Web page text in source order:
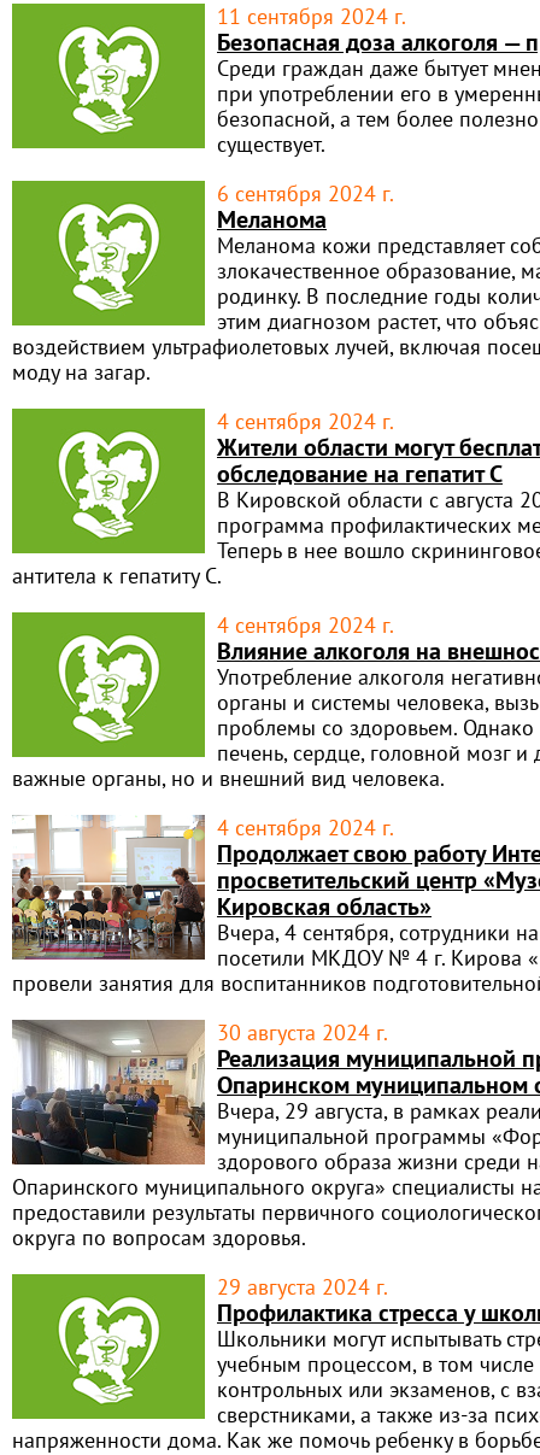
11 сентября 2024 г.
Безопасная доза алкоголя —
Среди граждан даже бытует
при употреблении его в
безопасной, а тем более
существует.
6 сентября 2024 г.
Меланома
Меланома кожи представляет
злокачественное образование,
родинку. В последние годы
этим диагнозом растет, что
воздействием ультрафиолетовых лучей, включая
моду на загар.
4 сентября 2024 г.
Жители области могут
обследование на гепатит С
В Кировской области с августа
программа профилактических
Теперь в нее вошло
антитела к гепатиту С.
4 сентября 2024 г.
Влияние алкоголя на
Употребление алкоголя
органы и системы человека,
проблемы со здоровьем. Однако
печень, сердце, головной мозг
важные органы, но и внешний вид человека.
4 сентября 2024 г.
Продолжает свою работу
просветительский центр
Кировская область»
Вчера, 4 сентября, сотрудники
посетили МКДОУ № 4 г. Кирова
провели занятия для воспитанников
30 августа 2024 г.
Реализация муниципальной
Опаринском муниципальном
Вчера, 29 августа, в рамках
муниципальной программы
здорового образа жизни среди
Опаринского муниципального округа» специалисты
предоставили результаты первичного
округа по вопросам здоровья.
29 августа 2024 г.
Профилактика стресса у
Школьники могут испытывать
учебным процессом, в том
контрольных или экзаменов, с
сверстниками, а также из-за
напряженности дома. Как же помочь ребенку в